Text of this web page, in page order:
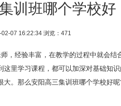
训班哪个学校好
07 16:22:34 浏览：471
经验丰富，在教学的过程中就会结
里学习课程，都可以加深对基础知
。那么安阳高三集训班哪个学校好呢